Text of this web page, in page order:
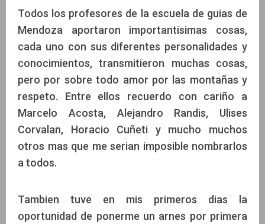
Todos los profesores de la escuela de guias de
Mendoza aportaron importantisimas cosas,
cada uno con sus diferentes personalidades y
conocimientos, transmitieron muchas cosas,
pero por sobre todo amor por las montañas y
respeto. Entre ellos recuerdo con cariño a
Marcelo Acosta, Alejandro Randis, Ulises
Corvalan, Horacio Cuñeti y mucho muchos
otros mas que me serian imposible nombrarlos
a todos.
Tambien tuve en mis primeros dias la
oportunidad de ponerme un arnes por primera